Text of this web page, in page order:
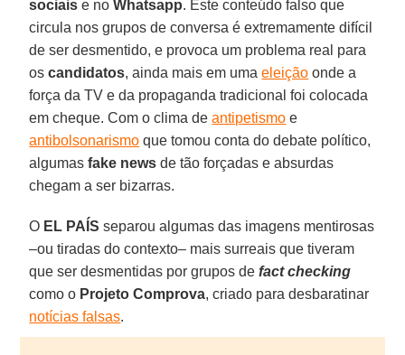
sociaise no Whatsapp. Este conteúdo falso que
circula nos grupos de conversa é extremamente difícil
de ser desmentido, e provoca um problema real para
os candidatos, ainda mais em umaeleição onde a
força da TV e da propaganda tradicional foi colocada
em cheque. Com o clima deantipetismo e
antibolsonarismo que tomou conta do debate político,
algumasfake news de tão forçadas e absurdas
chegam a ser bizarras.
O EL PAÍS separou algumas das imagens mentirosas
–ou tiradas do contexto– mais surreais que tiveram
que ser desmentidas por grupos defact checking
como o Projeto Comprova, criado para desbaratinar
notícias falsas.